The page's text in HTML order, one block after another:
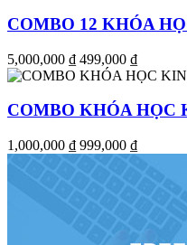
COMBO 12 KHÓA
5,000,000 ₫ 499,000 ₫
COMBO KHÓA HỌC
1,000,000 ₫ 999,000 ₫